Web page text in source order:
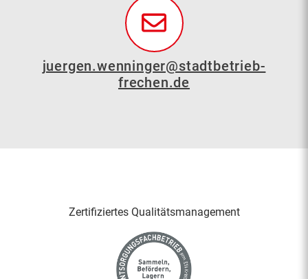
juergen.wenninger@stadtbetrieb-
frechen.de
Zertifiziertes Qualitäts­management